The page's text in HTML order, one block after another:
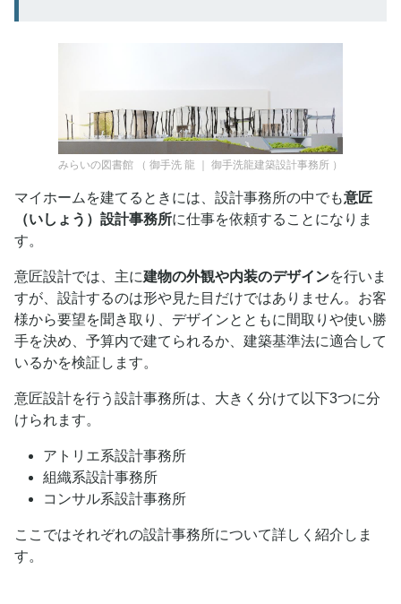
みらいの図書館 （ 御手洗 龍 ｜ 御手洗龍建築設計事務所 ）
マイホームを建てるときには、設計事務所の中でも意匠
（いしょう）設計事務所に仕事を依頼することになりま
す。
意匠設計では、主に建物の外観や内装のデザインを行いま
すが、設計するのは形や見た目だけではありません。お客
様から要望を聞き取り、デザインとともに間取りや使い勝
手を決め、予算内で建てられるか、建築基準法に適合して
いるかを検証します。
意匠設計を行う設計事務所は、大きく分けて以下3つに分
けられます。
アトリエ系設計事務所
組織系設計事務所
コンサル系設計事務所
ここではそれぞれの設計事務所について詳しく紹介しま
す。